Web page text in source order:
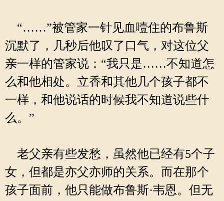
“……”被管家一针见血噎住的布鲁斯
沉默了，几秒后他叹了口气，对这位父
亲一样的管家说：“我只是……不知道怎
么和他相处。立香和其他几个孩子都不
一样，和他说话的时候我不知道说些什
么。”
老父亲有些发愁，虽然他已经有5个子
女，但都是亦父亦师的关系。而在那个
孩子面前，他只能做布鲁斯·韦恩。但无